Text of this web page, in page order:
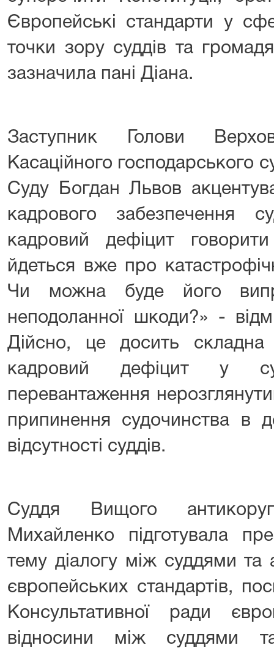
Європейські стандарти у
точки зору суддів та
зазначила пані Діана.
Заступник Голови
Касаційного господарського
Суду Богдан Львов
кадрового забезпечення
кадровий дефіцит
йдеться вже про
Чи можна буде його
неподоланної шкоди?» -
Дійсно, це досить складна
кадровий дефіцит у
перевантаження
припинення судочинства в
відсутності суддів.
Суддя Вищого
Михайленко підготувала
тему діалогу між суддями та
європейських стандартів,
Консультативної ради
відносини між суддями